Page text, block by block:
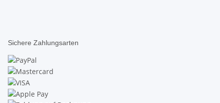
Sichere Zahlungsarten